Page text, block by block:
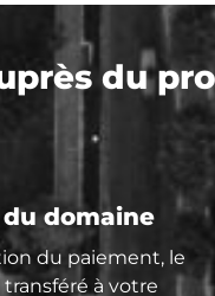
du
domaine
du paiement, le
à votre